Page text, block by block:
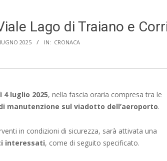
Lago di Traiano e
2025 IN: CRONACA
luglio 2025, nella fascia oraria compresa tra le
manutenzione sul viadotto dell’aeroporto.
in condizioni di sicurezza, sarà attivata una
interessati, come di seguito specificato.